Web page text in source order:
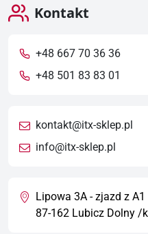
Kontakt
+48 667 70 36 36
+48 501 83 83 01
kontakt@itx-sklep.pl
info@itx-sklep.pl
Lipowa 3A - zjazd z A1
87-162 Lubicz Dolny /